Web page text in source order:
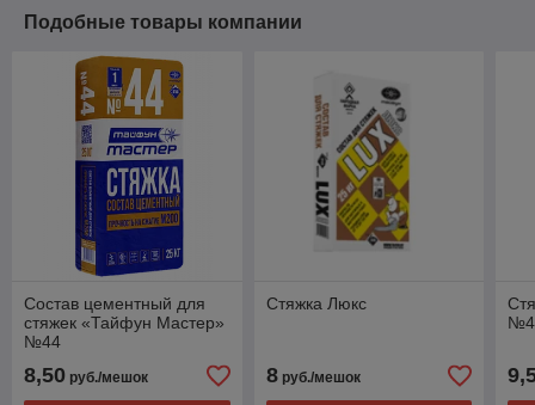
Подобные товары компании
Состав цементный для
стяжек «Тайфун Мастер»
№44
8,50 руб./мешок
Стяжка Люкс
8руб./мешок